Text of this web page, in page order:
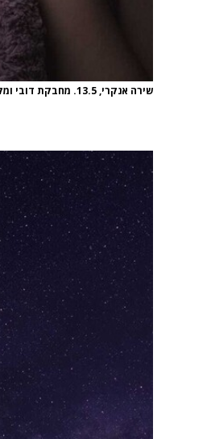
שירה אנקרי, 13.5. מחבקת דובי ומקרינה חרדה יומיומית